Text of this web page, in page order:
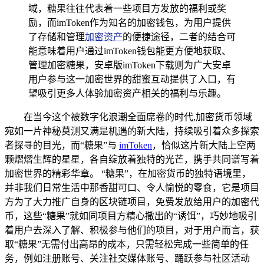
域，糖果往往代表着一些项目方发放的福利或奖
励，而imToken作为知名的加密钱包，为用户提供
了存储和管理加密资产的便捷途径，二者的结合可
能意味着用户通过imToken钱包能更方便地获取、
管理加密糖果，安卓版imToken下载则为广大安卓
用户参与这一加密世界的甜蜜互动提供了入口，有
望吸引更多人体验加密资产相关的福利与乐趣。
在当今这个被数字化浪潮全面席卷的时代,加密货币领域
宛如一片神秘莫测又满是机遇的新大陆，持续吸引着众多探索
者探寻的目光，而“糖果”与 imToken，恰似这片新大陆上空两
颗熠熠生辉的星星，各自绽放着独特的光芒，携手共同谱写着
加密世界的精彩华章。 “糖果”，在加密货币的独特语境里，
并非我们日常生活中那香甜可口、令人愉悦的零食，它是项目
方为了大力推广自身的区块链项目，免费发放给用户的加密代
币，这些“糖果”就如同项目方精心撒出的“诱饵”，巧妙地吸引
着用户去深入了解、积极参与他们的项目，对于用户而言，获
取“糖果”无需付出高昂的成本，只需轻松完成一些简单的任
务，例如注册账号、关注社交媒体账号、踊跃参与社区活动